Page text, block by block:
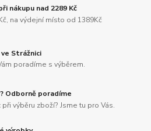
nákupu nad 2289 Kč
na výdejní místo od 1389Kč
Strážnici
poradíme s výběrem.
Odborně poradíme
výběru zboží? Jsme tu pro Vás.